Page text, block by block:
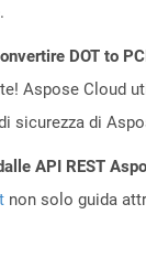
DOT to
Aspose Cloud
sicurezza di
API REST
non solo guida